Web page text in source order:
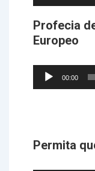
Player
Profecia
Europeo
Audio
Player
00:00
Permita